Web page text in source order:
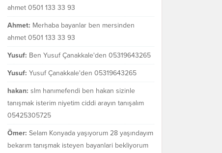
ahmet 0501 133 33 93
Ahmet: Merhaba bayanlar ben mersinden
ahmet 0501 133 33 93
Yusuf: Ben Yusuf Çanakkale'den 05319643265
Yusuf: Yusuf Çanakkale'den 05319643265
hakan: slm hanımefendi ben hakan sizinle
tanışmak isterim niyetim ciddi arayın tanışalım
05425305725
Ömer: Selam Konyada yaşıyorum 28 yaşındayım
bekarım tanışmak isteyen bayanlari bekliyorum